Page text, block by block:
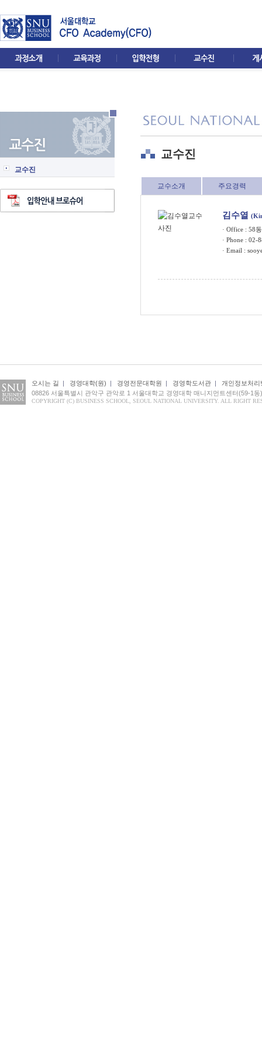
교수진
교수진
교수소개 주요경력
김수열
· Office : 58
· Phone : 02-
· Email :
오시는 길 | 경영대학(원) | 경영전문대학원 | 경영학도서관 | 개인정보처리
08826 서울특별시 관악구 관악로 1 서울대학교 경영대학 매니지먼트센터(59-1
COPYRIGHT (C) BUSINESS SCHOOL, SEOUL NATIONAL UNIVERSITY. ALL RIGHT